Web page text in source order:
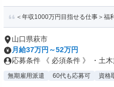
＜年収1000万円目指せる仕事＞
山口県萩市
月給37万円～52万円
応募条件 《 必須条件 》 ・土
無期雇用派遣 60代も応募可 資格